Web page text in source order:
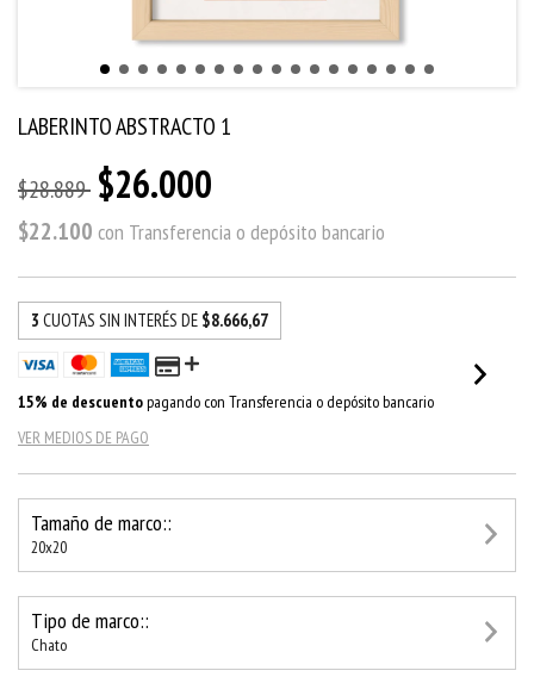
LABERINTO ABSTRACTO 1
$28.889 $26.000
$22.100 con Transferencia o depósito bancario
3 CUOTAS SIN INTERÉS DE $8.666,67
15% de descuentopagando con Transferencia o depósito bancario
VER MEDIOS DE PAGO
Tamaño de marco::
20x20
Tipo de marco::
Chato